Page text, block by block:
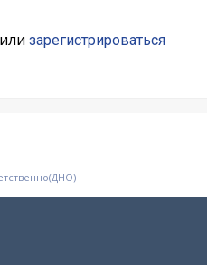
или зарегистрироваться